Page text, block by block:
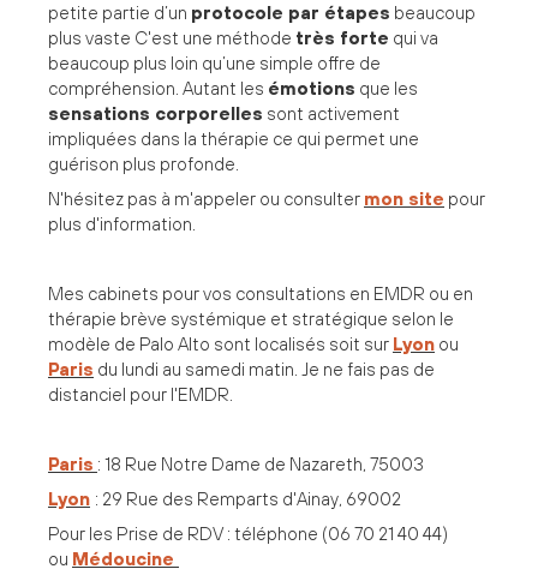
petite partie d’un protocole par étapes beaucoup
plus vaste C'est une méthode très forte qui va
beaucoup plus loin qu’une simple offre de
compréhension. Autant les émotions que les
sensations corporelles sont activement
impliquées dans la thérapie ce qui permet une
guérison plus profonde.
N'hésitez pas à m'appeler ou consulter mon site pour
plus d'information.
Mes cabinets pour vos consultations en EMDR ou en
thérapie brève systémique et stratégique selon le
modèle de Palo Alto sont localisés soit sur Lyon ou
Paris du lundi au samedi matin. Je ne fais pas de
distanciel pour l'EMDR.
Paris : 18 Rue Notre Dame de Nazareth, 75003
Lyon : 29 Rue des Remparts d'Ainay, 69002
Pour les Prise de RDV : téléphone (06 70 21 40 44)
ou Médoucine